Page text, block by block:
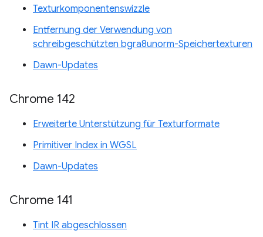
Texturkomponentenswizzle
Entfernung der Verwendung von
schreibgeschützten bgra8unorm-Speichertexturen
Dawn-Updates
Chrome 142
Erweiterte Unterstützung für Texturformate
Primitiver Index in WGSL
Dawn-Updates
Chrome 141
Tint IR abgeschlossen